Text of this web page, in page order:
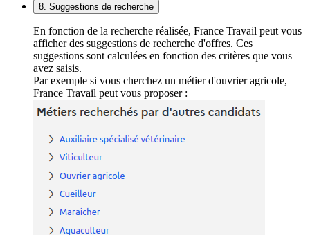
8. Suggestions de recherche
En fonction de la recherche réalisée, France Travail peut vous
afficher des suggestions de recherche d'offres. Ces
suggestions sont calculées en fonction des critères que vous
avez saisis.
Par exemple si vous cherchez un métier d'ouvrier agricole,
France Travail peut vous proposer :